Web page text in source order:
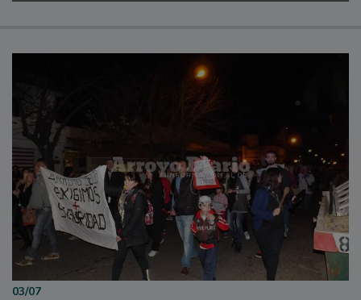
03/07